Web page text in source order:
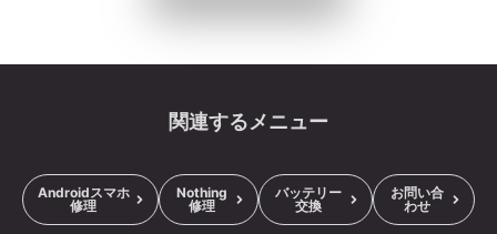
関連するメニュー
Androidスマホ
修理
Nothing
修理
バッテリー
交換
お問い合
わせ